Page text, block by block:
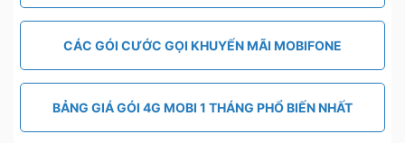
CÁC GÓI CƯỚC GỌI KHUYẾN MÃI MOBIFONE
BẢNG GIÁ GÓI 4G MOBI 1 THÁNG PHỔ BIẾN NHẤT